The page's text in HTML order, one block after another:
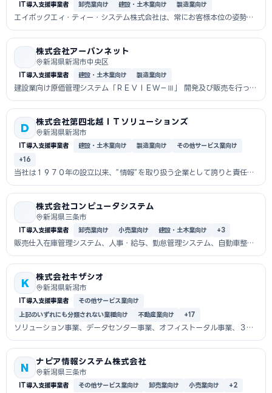
IT導入支援事業者 卸売業向け 建設・土木業向け 製造業向け
エイボックエィ・ティー・システム株式会社は、常にお客様本位の姿勢に
徹し、専門...
株式会社アーバンネット
新潟県新潟市中央区
IT導入支援事業者 建設・土木業向け 製造業向け
建設業向け原価管理システム「ＲＥＶＩＥＷ－Ⅲ」 開発及び販売を行って
いる企業です
D
株式会社第四北越ＩＴソリューションズ
新潟県新潟市
IT導入支援事業者 建設・土木業向け 製造業向け
その他サービス業向け
+16
当社は１９７０年の設立以来、”情報”を取り扱う企業として誇りと責任を
持ち、情報...
株式会社コンピュータシステム
新潟県三条市
IT導入支援事業者 卸売業向け 小売業向け 建設・土木業向け +3
販売仕入在庫管理システム、人事・給与、勤怠管理システム、自動車整備
業システム...
K
株式会社キザシオ
新潟県新潟市
IT導入支援事業者
その他サービス業向け
上記のいずれにも分類されない業種向け
不動産業向け +17
ソリューション事業、データセンター事業、オフィストータル事業、３つ
のセクショ...
N
ナピア情報システム株式会社
新潟県三条市
IT導入支援事業者 その他サービス業向け 卸売業向け 小売業向け +2